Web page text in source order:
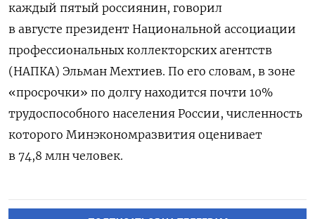
каждый пятый россиянин, говорил
в августе президент Национальной ассоциации
профессиональных коллекторских агентств
(НАПКА) Эльман Мехтиев. По его словам, в зоне
«просрочки» по долгу находится почти 10%
трудоспособного населения России, численность
которого Минэкономразвития оценивает
в 74,8 млн человек.